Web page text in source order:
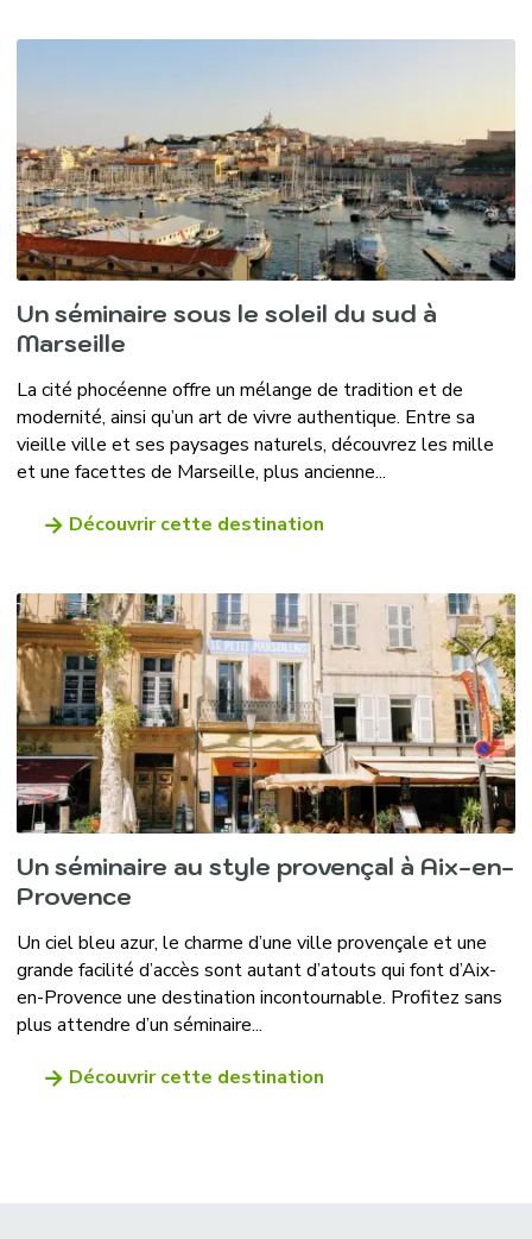
Un séminaire sous le soleil du sud à
Marseille
La cité phocéenne offre un mélange de tradition et de
modernité, ainsi qu’un art de vivre authentique. Entre sa
vieille ville et ses paysages naturels, découvrez les mille
et une facettes de Marseille, plus ancienne...
Découvrir cette destination
Un séminaire au style provençal à Aix-en-
Provence
Un ciel bleu azur, le charme d’une ville provençale et une
grande facilité d’accès sont autant d’atouts qui font d’Aix-
en-Provence une destination incontournable. Profitez sans
plus attendre d’un séminaire...
Découvrir cette destination